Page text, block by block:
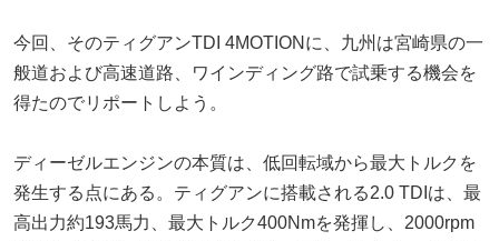
今回、そのティグアンTDI 4MOTIONに、九州は宮崎県の一
般道および高速道路、ワインディング路で試乗する機会を
得たのでリポートしよう。
ディーゼルエンジンの本質は、低回転域から最大トルクを
発生する点にある。ティグアンに搭載される2.0 TDIは、最
高出力約193馬力、最大トルク400Nmを発揮し、2000rpm